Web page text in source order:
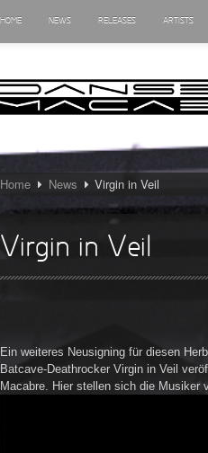
HOME NEWS RELEASES ARTISTS
Home News Virgin in Veil
Virgin in Veil
Ein weiteres Neusigning für diesen
Batcave-Deathrocker Virgin in Veil
Macabre. Hier stellen sich die Musiker